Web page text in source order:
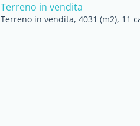
Terreno in vendita
Terreno in vendita, 4031 (m2), 11